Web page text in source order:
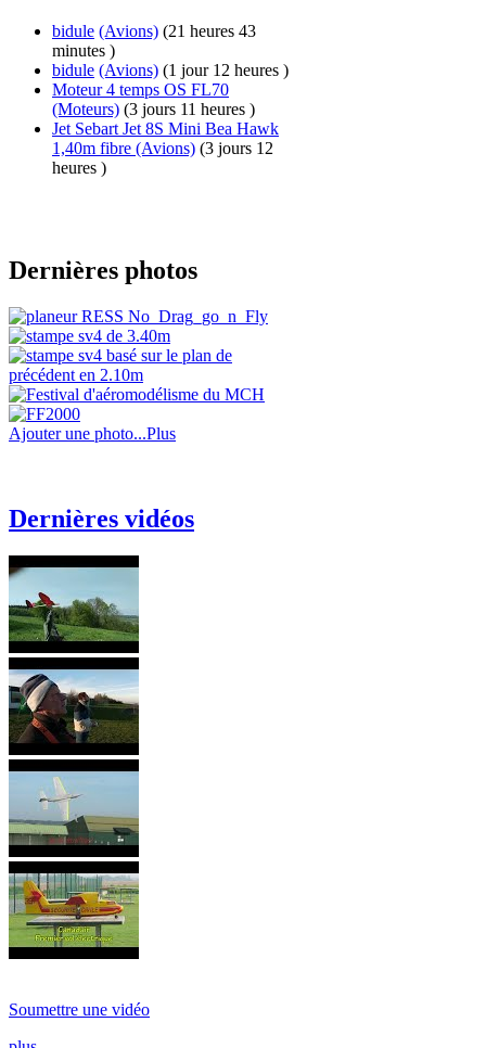
bidule (Avions) (21 heures 43
minutes )
bidule (Avions) (1 jour 12 heures )
Moteur 4 temps OS FL70
(Moteurs) (3 jours 11 heures )
Jet Sebart Jet 8S Mini Bea Hawk
1,40m fibre (Avions) (3 jours 12
heures )
Dernières photos
Ajouter une photo...Plus
Dernières vidéos
Soumettre une vidéo